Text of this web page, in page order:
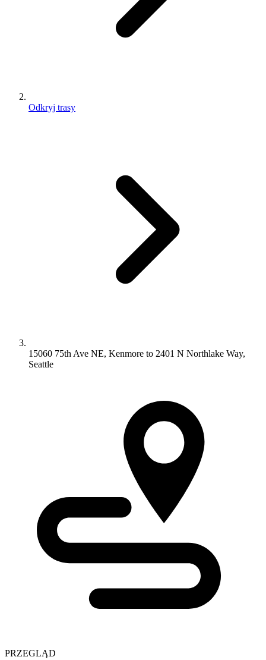
Odkryj trasy
15060 75th Ave NE, Kenmore to 2401 N Northlake Way,
Seattle
PRZEGLĄD